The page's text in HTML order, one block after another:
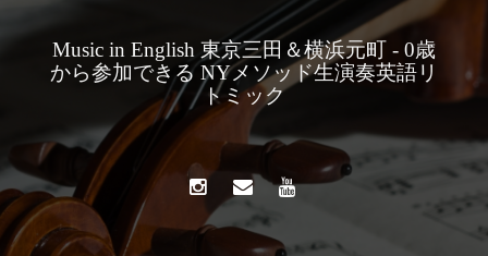
Music in English 東京三田＆横浜元町 - 0歳
から参加できる NYメソッド生演奏英語リ
トミック